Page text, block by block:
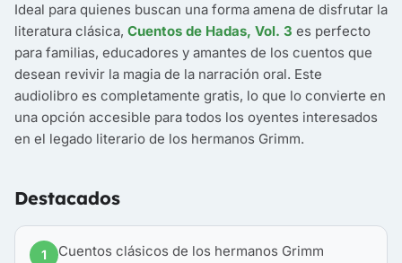
Ideal para quienes buscan una forma amena de disfrutar la
literatura clásica, Cuentos de Hadas, Vol. 3 es perfecto
para familias, educadores y amantes de los cuentos que
desean revivir la magia de la narración oral. Este
audiolibro es completamente gratis, lo que lo convierte en
una opción accesible para todos los oyentes interesados
en el legado literario de los hermanos Grimm.
Destacados
1
Cuentos clásicos de los hermanos Grimm